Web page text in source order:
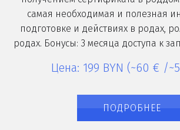
самая необходимая и полезная
подготовке и действиях в родах,
родах. Бонусы: 3 месяца доступа к
Цена: 199 BYN (~60 € /
ПОДРОБНЕЕ